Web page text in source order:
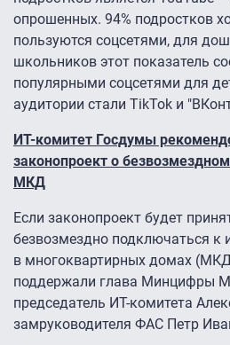
опрошенных. 94% подростков
пользуются соцсетями, для
школьников этот показатель
популярными соцсетями для
аудитории стали TikTok и
ИТ-комитет Госдумы
законопроект о
МКД
Если законопроект будет
безвозмездно подключаться к
в многоквартирных домах
поддержали глава Минцифры
председатель ИТ-комитета
замруководителя ФАС Петр